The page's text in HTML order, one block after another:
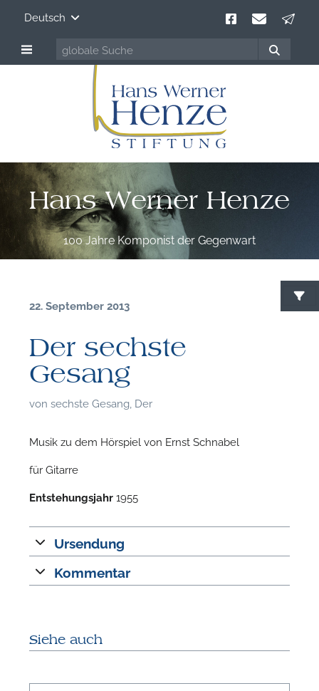
Deutsch
Hans Werner Henze
100 Jahre Komponist der Gegenwart
22. September 2013
Der sechste
Gesang
von sechste Gesang, Der
Musik zu dem Hörspiel von Ernst Schnabel
für Gitarre
Entstehungsjahr 1955
Ursendung
Kommentar
Siehe auch